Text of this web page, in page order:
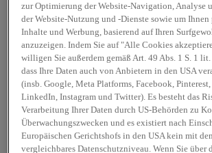
zur Optimierung der Website-Navigation, Analyse
der Website-Nutzung und -Dienste sowie um Ihnen
Inhalte und Werbung, basierend auf Ihren
anzuzeigen. Indem Sie auf "Alle Cookies
willigen Sie außerdem gemäß Art. 49 Abs. 1 S. 1
dass Ihre Daten auch von Anbietern in den USA
(insb. Google, Meta Platforms, Facebook,
LinkedIn, Instagram und Twitter). Es besteht das
Verarbeitung Ihrer Daten durch US-Behörden zu
Überwachungszwecken und es existiert nach
Europäischen Gerichtshofs in den USA kein mit
vergleichbares Datenschutzniveau. Wenn Sie über